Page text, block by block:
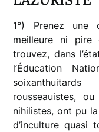
1°) Prenez une
meilleure ni pire
trouvez, dans
l’Éducation
rousseauistes,
nihilistes, ont pu
d’inculture